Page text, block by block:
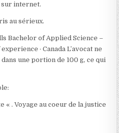
sur internet.
au sérieux.
Bachelor of Applied Science –
· Canada L’avocat ne
une portion de 100 g, ce qui
« . Voyage au coeur de la justice